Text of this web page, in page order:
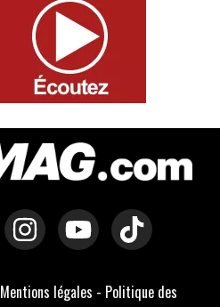
Mentions légales - Politique des